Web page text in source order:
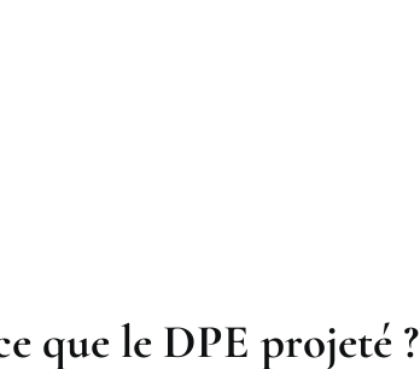
que le DPE projeté ?